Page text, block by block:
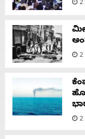
2
2
2